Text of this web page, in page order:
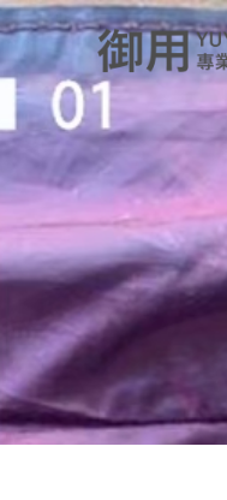
跳
至
主
要
內
容